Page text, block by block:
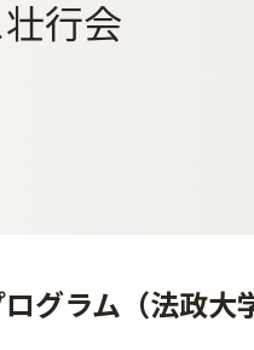
行会
グラム（法政大